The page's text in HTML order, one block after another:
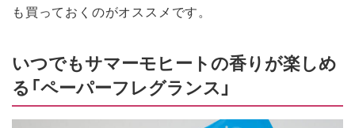
も買っておくのがオススメです。
いつでもサマーモヒートの香りが楽しめ
る「ペーパーフレグランス」